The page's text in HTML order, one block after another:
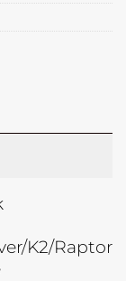
K2/Raptor